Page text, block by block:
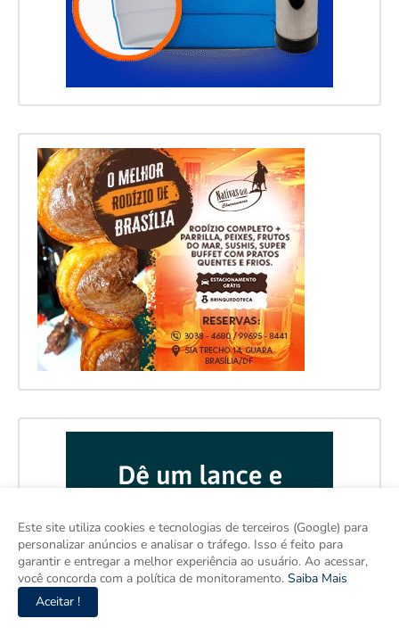
Este site utiliza cookies e tecnologias de terceiros (Google) para
personalizar anúncios e analisar o tráfego. Isso é feito para
garantir e entregar a melhor experiência ao usuário. Ao acessar,
você concorda com a política de monitoramento. Saiba Mais
Aceitar !